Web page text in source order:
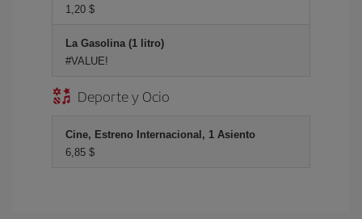
1,20 $
La Gasolina (1 litro)
#VALUE!
Deporte y Ocio
Cine, Estreno Internacional, 1 Asiento
6,85 $